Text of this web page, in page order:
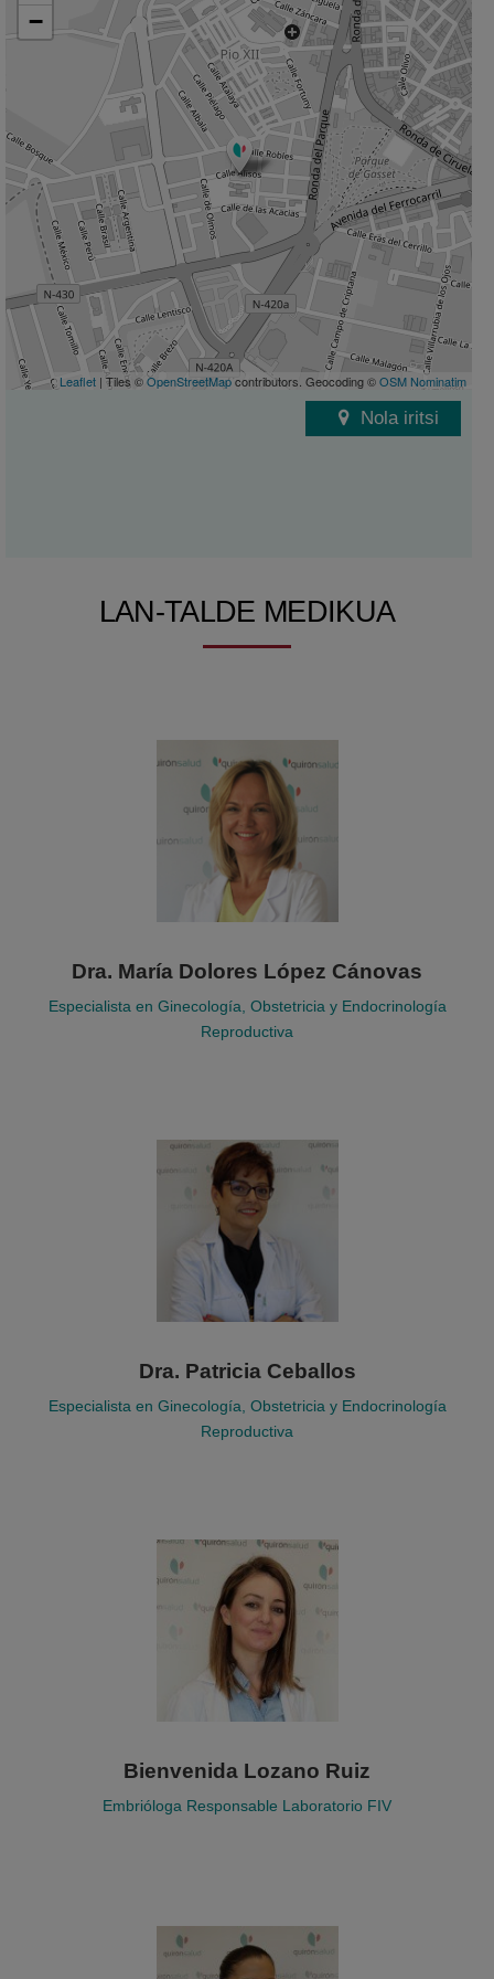
−
Leaflet| Tiles ©OpenStreetMapcontributors. Geocoding ©OSM Nominatim
Nola iritsi
LAN-TALDE MEDIKUA
Dra. María Dolores López Cánovas
Especialista en Ginecología, Obstetricia y Endocrinología
Reproductiva
Dra. Patricia Ceballos
Especialista en Ginecología, Obstetricia y Endocrinología
Reproductiva
Bienvenida Lozano Ruiz
Embrióloga Responsable Laboratorio FIV